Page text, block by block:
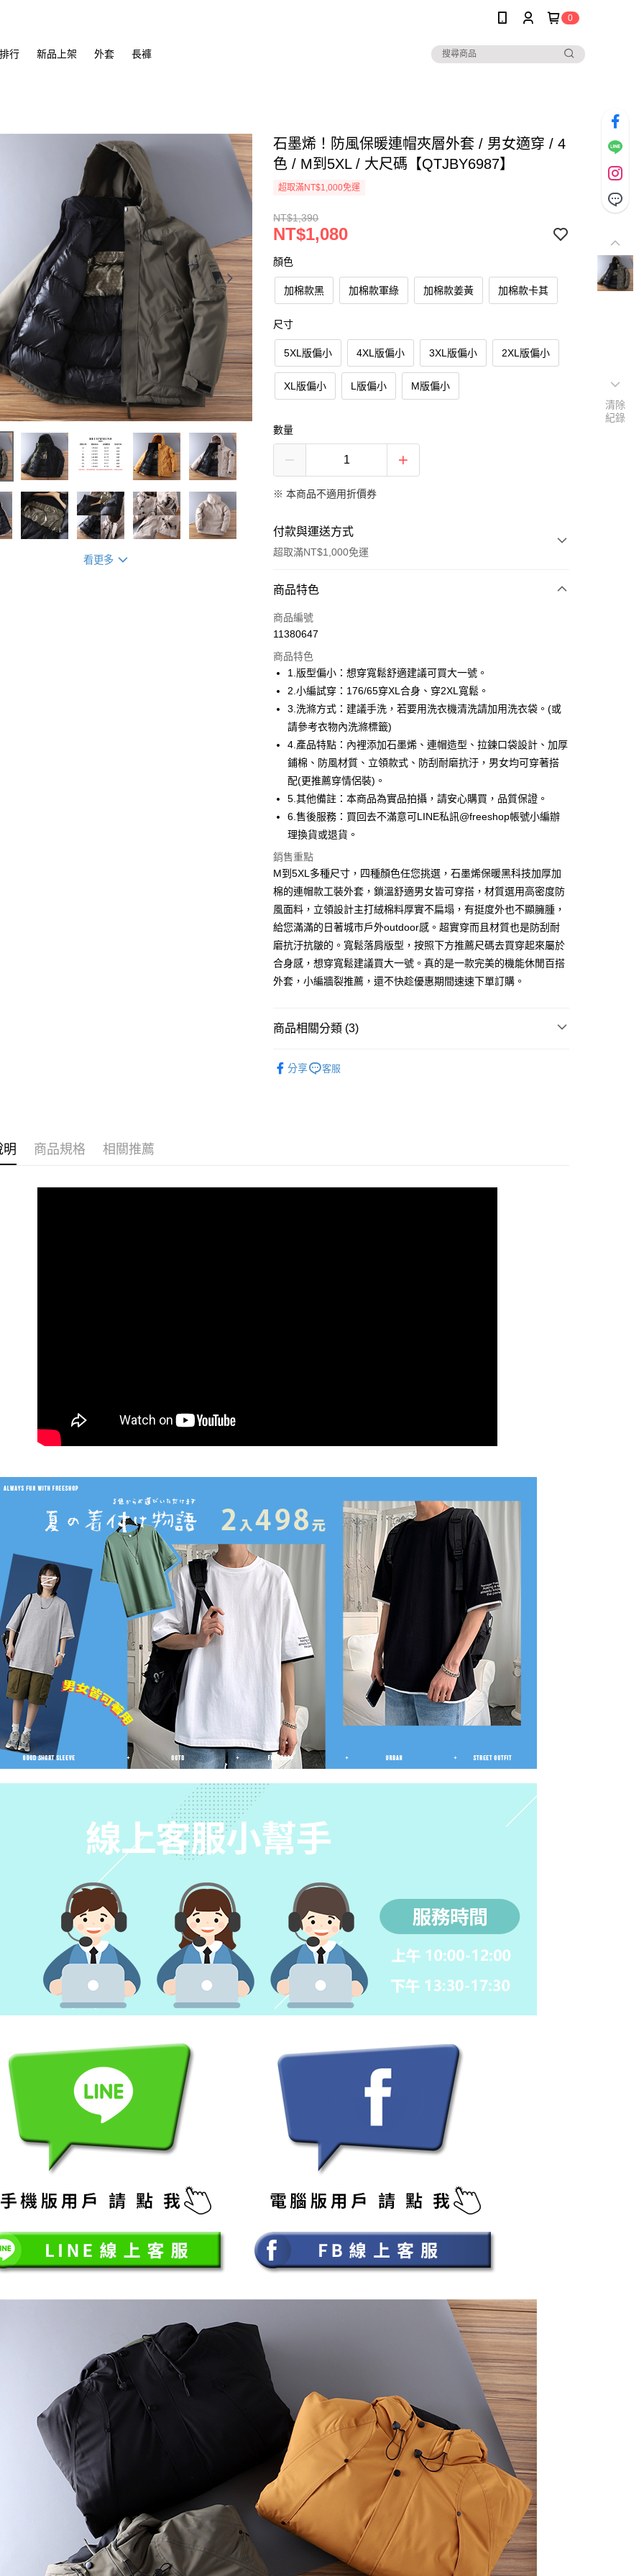
0
行 新品上架 外套 長褲
看更多
石墨烯！防風保暖連帽夾層外套 / 男女適穿 / 4
色 / M到5XL / 大尺碼【QTJBY6987】
超取滿NT$1,000免運
NT$1,390
NT$1,080
顏色
加棉款黑 加棉款軍綠 加棉款姜黃 加棉款卡其
尺寸
5XL版偏小 4XL版偏小 3XL版偏小 2XL版偏小
XL版偏小 L版偏小 M版偏小
數量
※ 本商品不適用折價券
付款與運送方式
超取滿NT$1,000免運
付款方式
信用卡一次付款
LINE Pay
Apple Pay
街口支付
悠遊付
ATM付款
運送方式
每筆NT$80，滿NT$1,000(含以上)免運費
付款後全家取貨
每筆NT$80，滿NT$1,000(含以上)免運費
7-11取貨付款
每筆NT$80，滿NT$1,000(含以上)免運費
付款後7-11取貨
宅配
外島郵寄
商品特色
商品編號
11380647
商品特色
1.版型偏小：想穿寬鬆舒適建議可買大一號。
2.小編試穿：176/65穿XL合身、穿2XL寬鬆。
3.洗滌方式：建議手洗，若要用洗衣機清洗請加用洗衣袋。(或
請參考衣物內洗滌標籤)
4.產品特點：內裡添加石墨烯、連帽造型、拉鍊口袋設計、加厚
鋪棉、防風材質、立領款式、防刮耐磨抗汙，男女均可穿著搭
配(更推薦穿情侶裝)。
5.其他備註：本商品為實品拍攝，請安心購買，品質保證。
6.售後服務：買回去不滿意可LINE私訊@freeshop帳號小編辦
理換貨或退貨。
銷售重點
M到5XL多種尺寸，四種顏色任您挑選，石墨烯保暖黑科技加厚加
棉的連帽款工裝外套，鎖溫舒適男女皆可穿搭，材質選用高密度防
風面料，立領設計主打絨棉料厚實不扁塌，有挺度外也不顯臃腫，
給您滿滿的日著城市戶外outdoor感。超實穿而且材質也是防刮耐
磨抗汙抗皺的。寬鬆落肩版型，按照下方推薦尺碼去買穿起來屬於
合身感，想穿寬鬆建議買大一號。真的是一款完美的機能休閒百搭
外套，小編牆裂推薦，還不快趁優惠期間速速下單訂購。
商品相關分類 (3)
分享 客服
明 商品規格 相關推薦
清除
紀錄